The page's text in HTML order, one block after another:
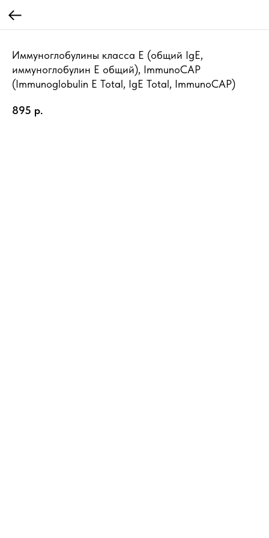
Иммуноглобулины класса E (общий IgE,
иммуноглобулин Е общий), ImmunoCAP
(Immunoglobulin Е Total, IgE Total, ImmunoCAP)
895 р.